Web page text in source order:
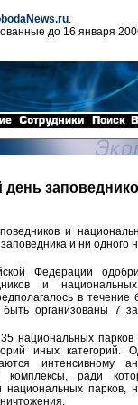
.
до 16 января
день
и
и ни одного
Федерации
и
в
организованы 7
национальных
иных категорий.
интенсивному
комплексы, ради
парков,